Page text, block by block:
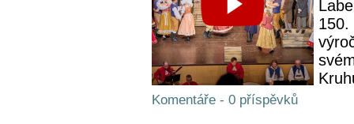
150.
Komentáře - 0 příspěvků